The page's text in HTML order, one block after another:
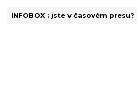
INFOBOX : jste v časovém presu?